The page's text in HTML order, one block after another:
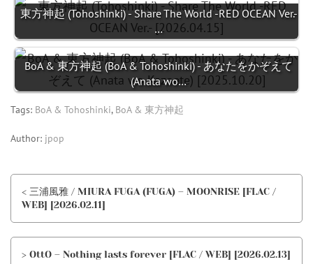
東方神起 (Tohoshinki) - Share The World -RED OCEAN Ver.-
…
BoA & 東方神起 (BoA & Tohoshinki) - あなたをかぞえて
(Anata wo…
Tags: BoA & Tohoshinki, BoA & 東方神起
Author: jpop
< 三浦風雅 / MIURA FUGA (FUGA) – MOONRISE [FLAC /
WEB] [2026.02.11]
> OttO – Nothing lasts forever [FLAC / WEB] [2026.02.13]